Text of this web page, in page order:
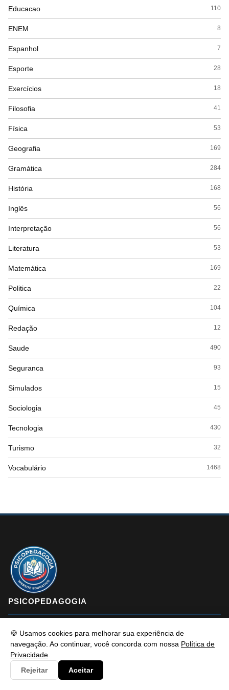
🍪 Usamos cookies para melhorar sua experiência de
navegação. Ao continuar, você concorda com nossa Política de
Privacidade
Rejeitar
Aceitar
Educacao 110
ENEM 8
Espanhol 7
Esporte 28
Exercícios 18
Filosofia 41
Física 53
Geografia 169
Gramática 284
História 168
Inglês 56
Interpretação 56
Literatura 53
Matemática 169
Politica 22
Química 104
Redação 12
Saude 490
Seguranca 93
Simulados 15
Sociologia 45
Tecnologia 430
Turismo 32
Vocabulário 1468
PSICOPEDAGOGIA
Psicopedagogia é um portal de conteúdo educativo e atualizado
com foco em informar e resolver os problemas dos alunos de
maneira eficaz. Fique à vontade para entrar em contato, estamos
sempre pronto a te ouvir.